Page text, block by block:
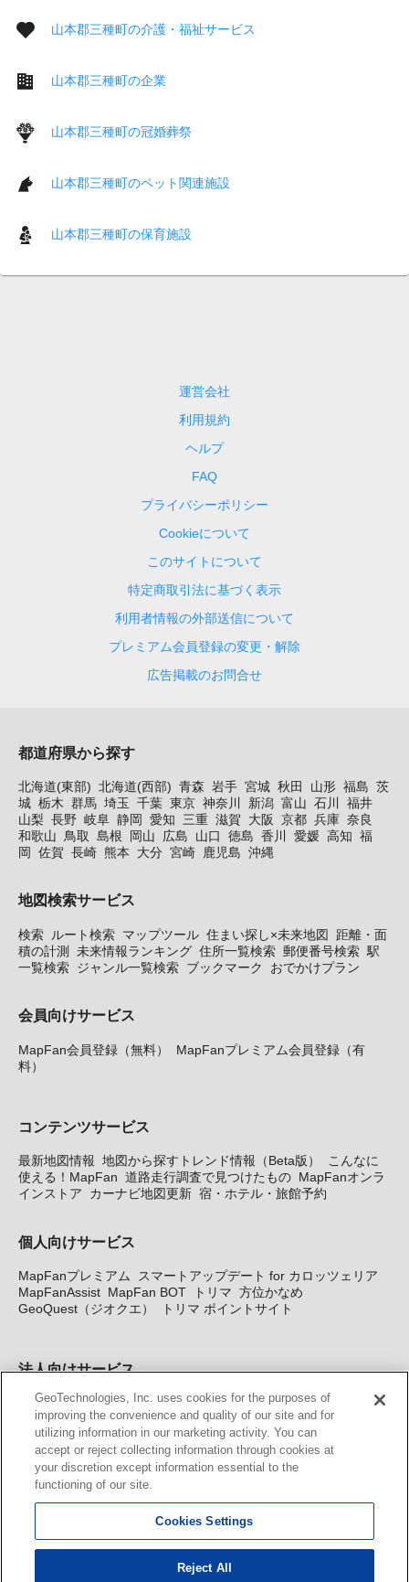
山本郡三種町の介護・福祉サービス
山本郡三種町の企業
山本郡三種町の冠婚葬祭
山本郡三種町のペット関連施設
山本郡三種町の保育施設
運営会社
利用規約
ヘルプ
FAQ
プライバシーポリシー
Cookieについて
このサイトについて
特定商取引法に基づく表示
利用者情報の外部送信について
プレミアム会員登録の変更・解除
広告掲載のお問合せ
都道府県から探す
北海道(東部) 北海道(西部) 青森 岩手 宮城 秋田 山形 福島 茨
城 栃木 群馬 埼玉 千葉 東京 神奈川 新潟 富山 石川
福井
山梨 長野 岐阜 静岡 愛知 三重 滋賀 大阪 京都 兵庫 奈良
和歌山
鳥取 島根 岡山 広島 山口 徳島 香川 愛媛 高知 福
岡
佐賀 長崎 熊本 大分 宮崎 鹿児島 沖縄
地図検索サービス
検索 ルート検索 マップツール 住まい探し×未来地図
距離・面
積の計測
未来情報ランキング 住所一覧検索 郵便番号検索 駅
一覧検索 ジャンル一覧検索 ブックマーク おでかけプラン
会員向けサービス
MapFan会員登録（無料）
MapFanプレミアム会員登録（有
料）
コンテンツサービス
最新地図情報 地図から探すトレンド情報（Beta版）
こんなに
使える！MapFan 道路走行調査で見つけたもの MapFanオンラ
インストア
カーナビ地図更新 宿・ホテル・旅館予約
個人向けサービス
MapFanプレミアム
スマートアップデート for カロッツェリア
MapFanAssist MapFan BOT トリマ 方位かなめ
GeoQuest（ジオクエ）
トリマ ポイントサイト
法人向けサービス
法人向け地図・位置情報サービス WEBサイト・システム向け地
図API Windows PC向け地図開発キット MapFan DB 住所確認
サービス
MAP WORLD+ トリマ広告 Geo-Research
カーナビ地図更新サービス
MapFan スマートメンバーズ
KENWOOD MapFan Club
GeoTechnologies, Inc. uses cookies for the purposes of
improving the convenience and quality of our site and for
utilizing information in our marketing activity. You can
accept or reject collecting information through cookies at
your discretion except information essential to the
functioning of our site.
Cookies Settings
Reject All